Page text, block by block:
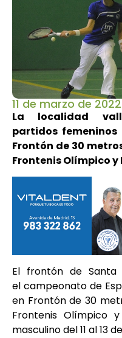
11 de marzo de 2022
La localidad
partidos
Frontón de 30
Frontenis Olímpico y
El frontón de Santa
el campeonato de
en Frontón de 30
Frontenis Olímpico
masculino del 11 al 13